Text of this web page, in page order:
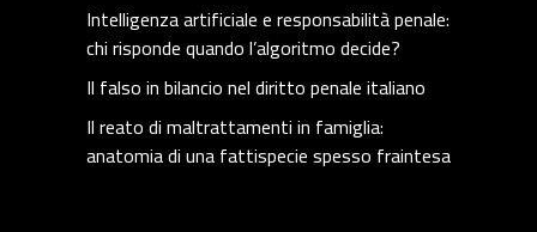
Intelligenza artificiale e responsabilità penale:
chi risponde quando l’algoritmo decide?
Il falso in bilancio nel diritto penale italiano
Il reato di maltrattamenti in famiglia:
anatomia di una fattispecie spesso fraintesa